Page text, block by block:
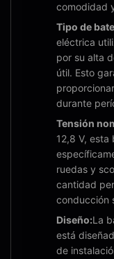
comodidad
Tipo de
eléctrica
por su alta
útil. Esto
durante
Tensión
12,8 V, esta
ruedas y
cantidad
conducción
Diseño:La
está
de